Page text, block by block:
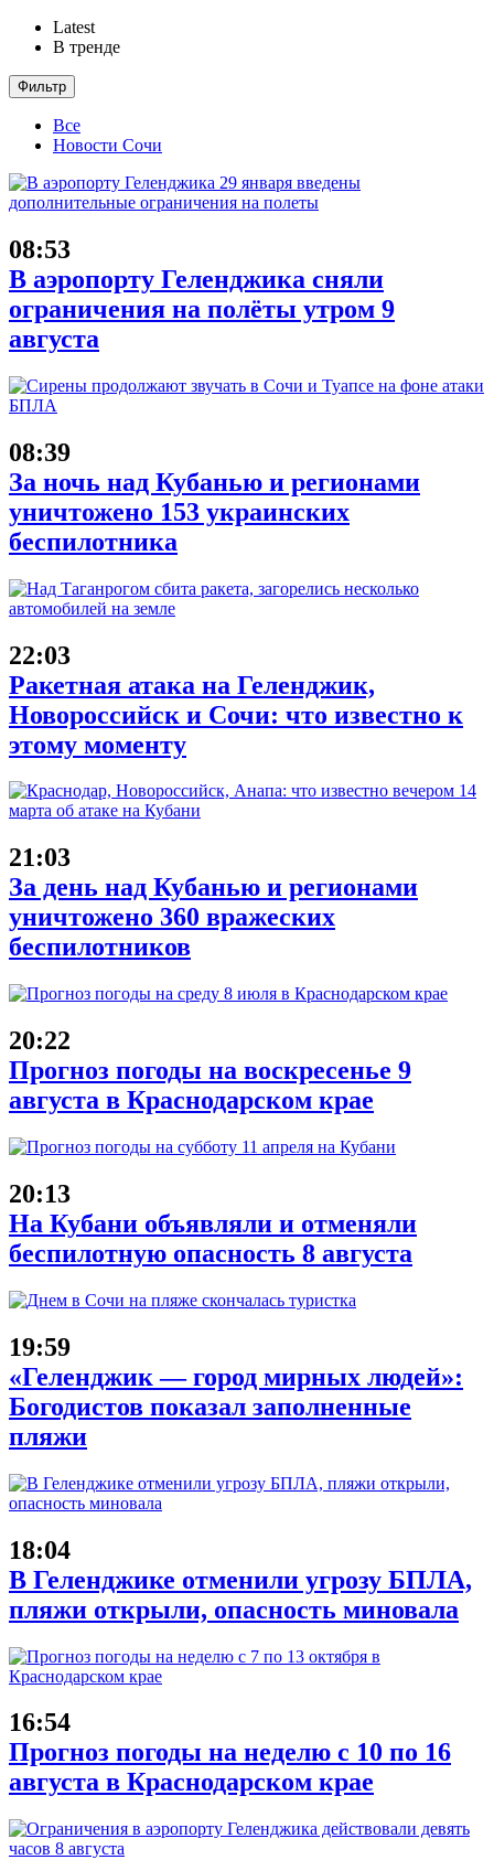
Latest
В тренде
Фильтр
Все
Новости Сочи
08:53
В аэропорту Геленджика сняли
ограничения на полёты утром 9
августа
08:39
За ночь над Кубанью и регионами
уничтожено 153 украинских
беспилотника
22:03
Ракетная атака на Геленджик,
Новороссийск и Сочи: что известно к
этому моменту
21:03
За день над Кубанью и регионами
уничтожено 360 вражеских
беспилотников
20:22
Прогноз погоды на воскресенье 9
августа в Краснодарском крае
20:13
На Кубани объявляли и отменяли
беспилотную опасность 8 августа
19:59
«Геленджик — город мирных людей»:
Богодистов показал заполненные
пляжи
18:04
В Геленджике отменили угрозу БПЛА,
пляжи открыли, опасность миновала
16:54
Прогноз погоды на неделю с 10 по 16
августа в Краснодарском крае